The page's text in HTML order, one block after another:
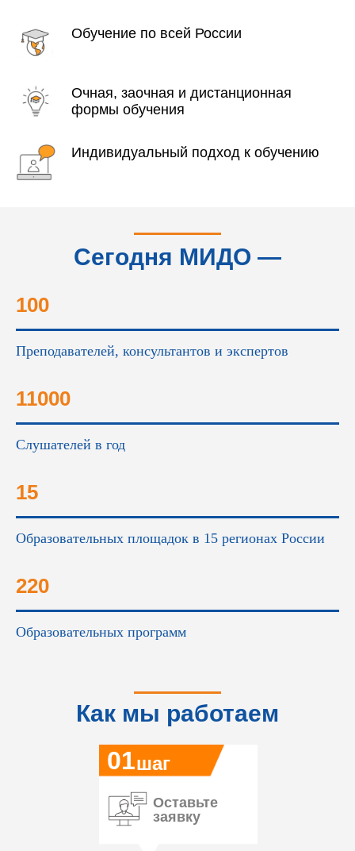
Обучение по всей России
Очная, заочная и дистанционная
формы обучения
Индивидуальный подход к обучению
Сегодня МИДО —
100
Преподавателей, консультантов и экспертов
11000
Слушателей в год
15
Образовательных площадок в 15 регионах России
220
Образовательных программ
Как мы работаем
01
Оставьте
заявку
шаг